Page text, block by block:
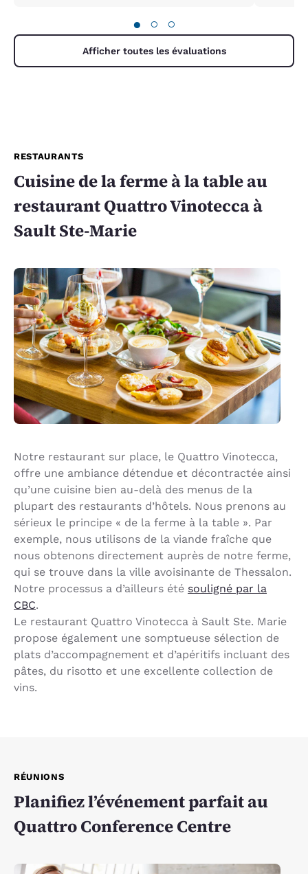
● ○ ○
Afficher toutes les évaluations
RESTAURANTS
Cuisine de la ferme à la table au
restaurant Quattro Vinotecca à
Sault Ste-Marie
Notre restaurant sur place, le Quattro Vinotecca,
offre une ambiance détendue et décontractée ainsi
qu’une cuisine bien au-delà des menus de la
plupart des restaurants d’hôtels. Nous prenons au
sérieux le principe « de la ferme à la table ». Par
exemple, nous utilisons de la viande fraîche que
nous obtenons directement auprès de notre ferme,
qui se trouve dans la ville avoisinante de Thessalon.
Notre processus a d’ailleurs été souligné par la
CBC.
Le restaurant Quattro Vinotecca à Sault Ste. Marie
propose également une somptueuse sélection de
plats d’accompagnement et d’apéritifs incluant des
pâtes, du risotto et une excellente collection de
vins.
RÉUNIONS
Planifiez l’événement parfait au
Quattro Conference Centre